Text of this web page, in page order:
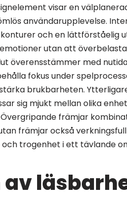
visar en
användarupplevelse.
och en lättförståelig
utan att
överensstämmer med
fokus under
brukbarheten.
sig mjukt mellan olika
främjar
främjar också
trogenhet i ett tävlande